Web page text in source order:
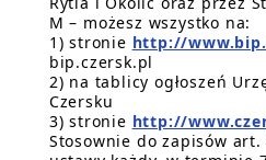
M – możesz wszystko na:
1) stronie http://
bip.czersk.pl
2) na tablicy ogłoszeń
Czersku
3) stronie http://
Stosownie do zapisów art.